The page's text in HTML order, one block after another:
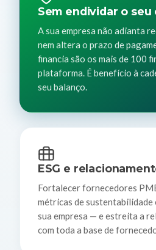
Sem endividar o seu
A sua empresa não adianta
nem altera o prazo de
financia são os mais de 100
plataforma. É benefício à
seu balanço.
ESG e
Fortalecer fornecedores
métricas de sustentabilidade
sua empresa — e estreita a
com toda a base de